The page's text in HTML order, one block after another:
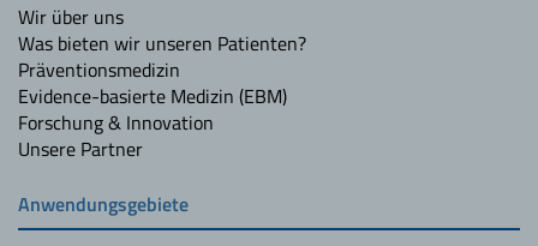
Wir über uns
Was bieten wir unseren Patienten?
Präventionsmedizin
Evidence-basierte Medizin (EBM)
Forschung & Innovation
Unsere Partner
Anwendungsgebiete